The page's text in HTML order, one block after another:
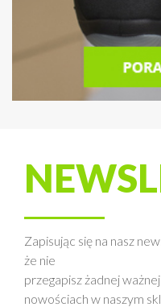
Zapisując się na nasz
że nie
przegapisz żadnej
nowościach w naszym